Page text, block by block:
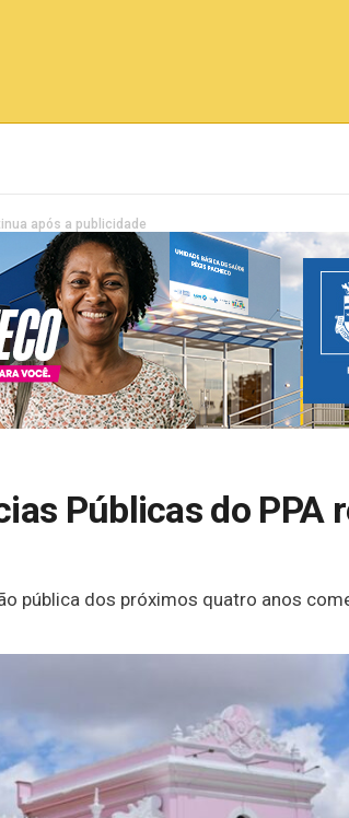
após a publicidade
Públicas do PPA
pública dos próximos quatro anos